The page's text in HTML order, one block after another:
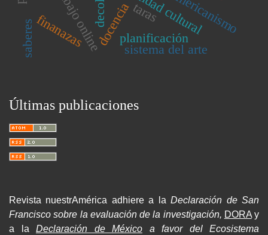
docencia
trabajo online planificación
finanazas taras
sistema del arte
saberes
Últimas publicaciones
Revista nuestrAmérica adhiere a laDeclaración de San
Francisco sobre la evaluación de la investigación, DORAy
a la Declaración de México a favor del Ecosistema